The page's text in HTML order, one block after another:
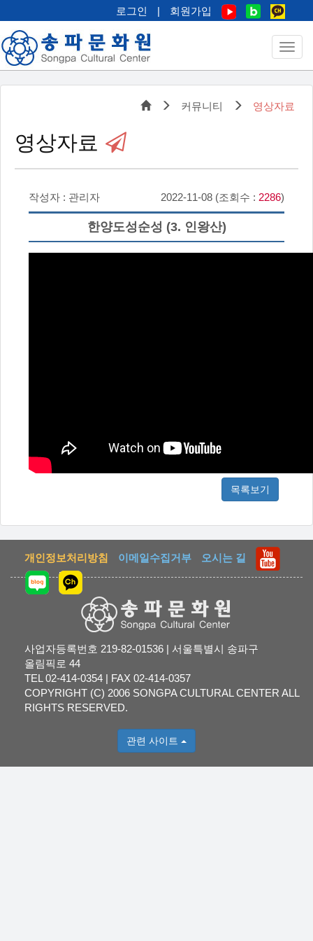
로그인 | 회원가입
커뮤니티 영상자료
영상자료
작성자 : 관리자 2022-11-08 (조회수 : 2286)
한양도성순성 (3. 인왕산)
목록보기
개인정보처리방침 이메일수집거부 오시는 길
사업자등록번호 219-82-01536 | 서울특별시 송파구
올림픽로 44
TEL 02-414-0354 | FAX 02-414-0357
COPYRIGHT (C) 2006 SONGPA CULTURAL CENTER ALL
RIGHTS RESERVED.
관련 사이트